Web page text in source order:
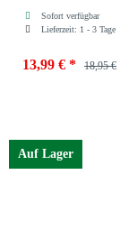
Sofort verfügbar
Lieferzeit: 1 - 3 Tage
13,99 € * 18,95 €
Auf Lager